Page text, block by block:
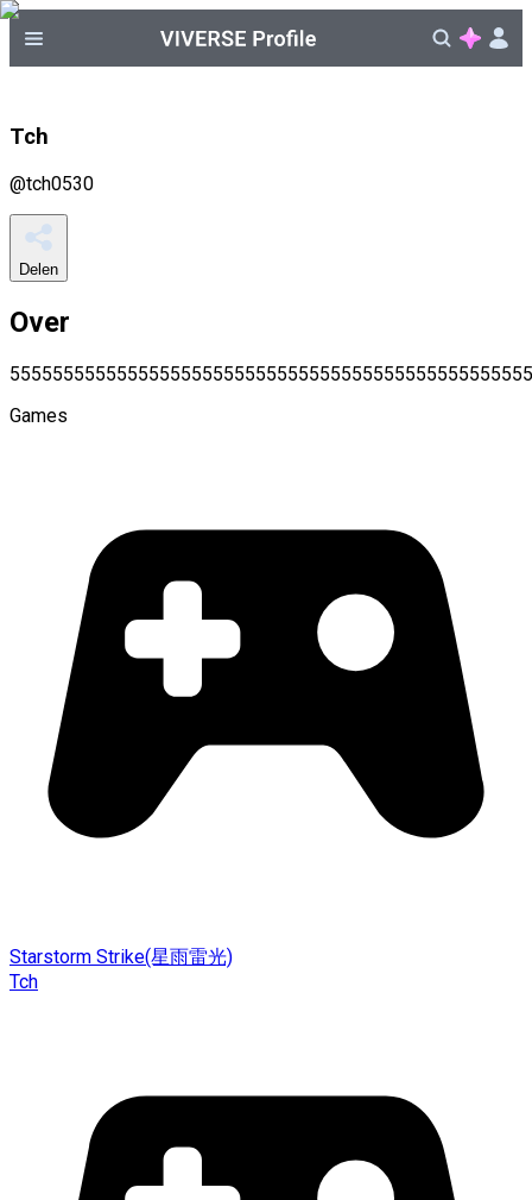
Tch
@tch0530
Delen
Over
Games
Starstorm Strike(星雨雷光)
Tch